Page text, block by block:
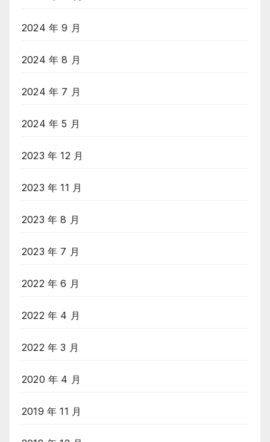
2024 年 9 月
2024 年 8 月
2024 年 7 月
2024 年 5 月
2023 年 12 月
2023 年 11 月
2023 年 8 月
2023 年 7 月
2022 年 6 月
2022 年 4 月
2022 年 3 月
2020 年 4 月
2019 年 11 月